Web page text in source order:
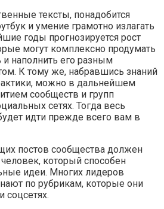
тексты, понадобится
и умение грамотно излагать
годы прогнозируется рост
могут комплексно продумать
и наполнить его разным
К тому же, набравшись знаний
можно в дальнейшем
сообществ и групп
сетях. Тогда весь
идти прежде всего вам в
постов сообщества должен
который способен
идеи. Многих лидеров
по рубрикам, которые они
соцсетях.